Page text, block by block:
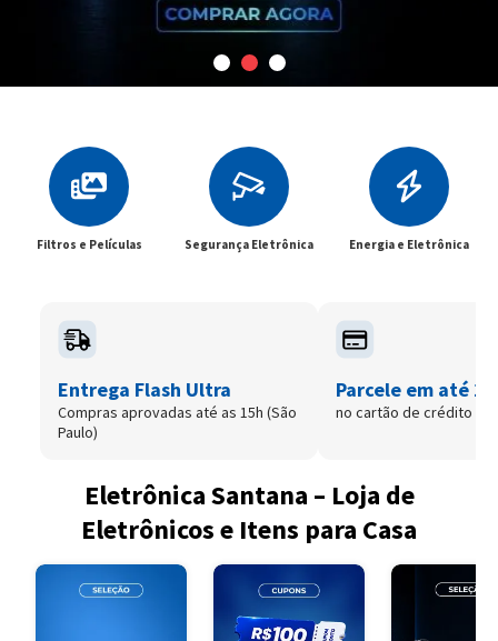
Segurança Eletrônica Energia e Eletrônica Cabos e Conectores
Entrega Flash Ultra
Compras aprovadas até as 15h (São
Paulo)
Parcele em até
no cartão de crédito
Eletrônica Santana – Loja de
Eletrônicos e Itens para Casa